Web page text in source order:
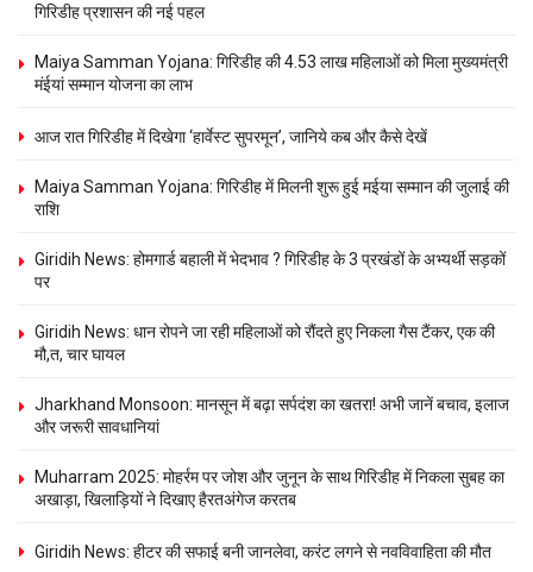
गिरिडीह प्रशासन की नई पहल
Maiya Samman Yojana: गिरिडीह की 4.53 लाख महिलाओं को मिला मुख्यमंत्री
मंईयां सम्मान योजना का लाभ
आज रात गिरिडीह में दिखेगा ‘हार्वेस्ट सुपरमून’, जानिये कब और कैसे देखें
Maiya Samman Yojana: गिरिडीह में मिलनी शुरू हुई मईया सम्मान की जुलाई की
राशि
Giridih News: होमगार्ड बहाली में भेदभाव ? गिरिडीह के 3 प्रखंडों के अभ्यर्थी सड़कों
पर
Giridih News: धान रोपने जा रही महिलाओं को रौंदते हुए निकला गैस टैंकर, एक की
मौ,त, चार घायल
Jharkhand Monsoon: मानसून में बढ़ा सर्पदंश का खतरा! अभी जानें बचाव, इलाज
और जरूरी सावधानियां
Muharram 2025: मोहर्रम पर जोश और जुनून के साथ गिरिडीह में निकला सुबह का
अखाड़ा, खिलाड़‍ियों ने दिखाए हैरतअंगेज करतब
Giridih News: हीटर की सफाई बनी जानलेवा, करंट लगने से नवविवाहिता की मौत